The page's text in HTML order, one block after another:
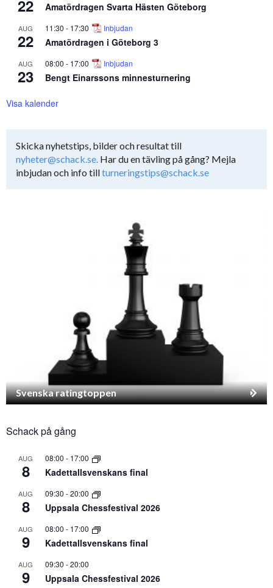
22 Amatördragen Svarta Hästen Göteborg
AUG
22
11:30 - 17:30 Inbjudan
Amatördragen i Göteborg 3
AUG
23
08:00 - 17:00 Inbjudan
Bengt Einarssons minnesturnering
Visa kalender
Skicka nyhetstips, bilder och resultat till
nyheter@schack.se. Har du en tävling på gång? Mejla
inbjudan och info tillturneringstips@schack.se
Svenska ratingtoppen
Schack på gång
AUG
8
08:00 - 17:00
Kadettallsvenskans final
AUG
8
09:30 -20:00
Uppsala Chessfestival 2026
AUG
9
08:00 - 17:00
Kadettallsvenskans final
AUG
9
09:30 -20:00
Uppsala Chessfestival 2026